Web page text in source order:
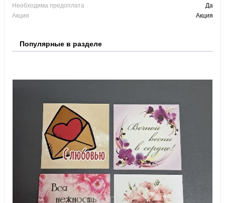
Необходима предоплата
Да
Акция
Акция
Популярные в разделе